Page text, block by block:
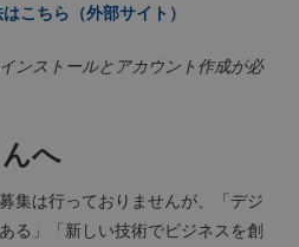
こちら（外部サイト）
ンストールとアカウント作成が必
へ
集は行っておりませんが、「デジ
る」「新しい技術でビジネスを創